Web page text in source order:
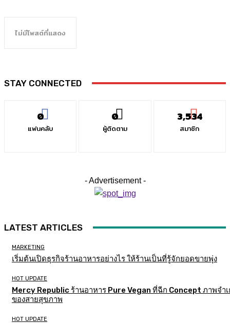
ไม่มีโพสต์ที่แสดง
STAY CONNECTED
0
แฟนคลับ
0
ผู้ติดตาม
3,534
สมาชิก
- Advertisement -
LATEST ARTICLES
MARKETING
เริ่มต้นเปิดธุรกิจร้านอาหารอย่างไร ให้ร้านเป็นที่รู้จักยอดขายพุ่ง
HOT UPDATE
Mercy Republic ร้านอาหาร Pure Vegan ที่ฉีก Concept ภาพจำเ
ของสายสุขภาพ
HOT UPDATE